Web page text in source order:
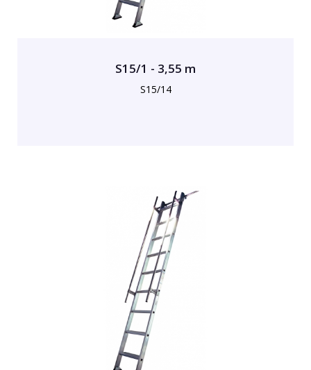
S15/1 - 3,55 m
S15/14